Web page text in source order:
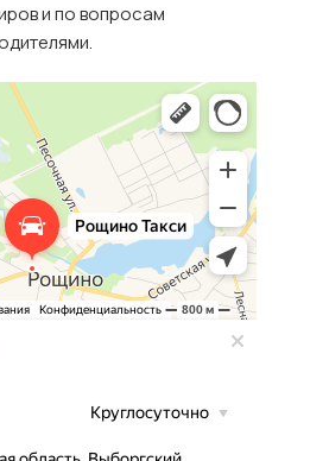
и по вопросам